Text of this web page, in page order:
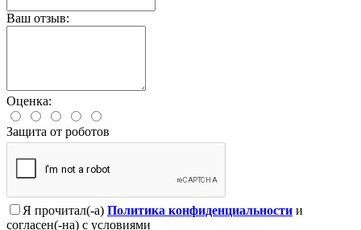
Ваш отзыв:
Оценка:
Защита от роботов
Я прочитал(-а) Политика конфиденциальности и
согласен(-на) с условиями